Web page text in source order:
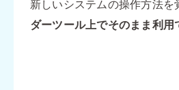
新しいシステムの操作方法を
ダーツール上でそのまま利用